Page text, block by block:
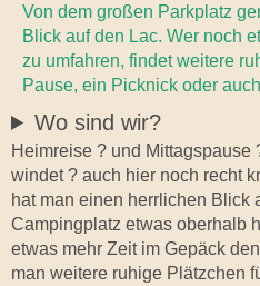
Von dem großen Parkplatz
Blick auf den Lac. Wer noch
zu umfahren, findet weitere
Pause, ein Picknick oder
Wo sind wir?
Heimreise ? und Mittagspause
windet ? auch hier noch recht
hat man einen herrlichen Blick
Campingplatz etwas oberhalb
etwas mehr Zeit im Gepäck
man weitere ruhige Plätzchen